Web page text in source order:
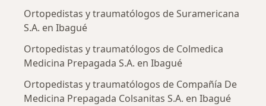
Ortopedistas y traumatólogos de Suramericana
S.A. en Ibagué
Ortopedistas y traumatólogos de Colmedica
Medicina Prepagada S.A. en Ibagué
Ortopedistas y traumatólogos de Compañía De
Medicina Prepagada Colsanitas S.A. en Ibagué